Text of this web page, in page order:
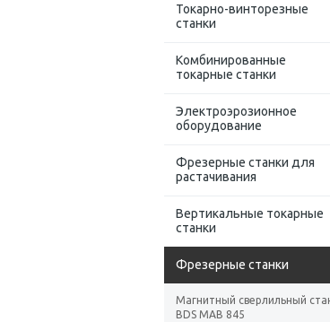
Токарно-винторезные
станки
Комбинированные
токарные станки
Электроэрозионное
оборудование
Фрезерные станки для
растачивания
Вертикальные токарные
станки
Фрезерные станки
Магнитный сверлильный
BDS MAB 845